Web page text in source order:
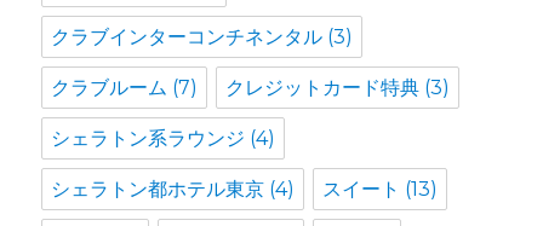
クラブインターコンチネンタル (3)
クラブルーム (7) クレジットカード特典 (3)
シェラトン系ラウンジ (4)
シェラトン都ホテル東京 (4) スイート (13)